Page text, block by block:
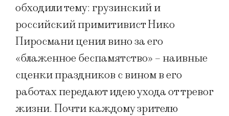
обходили тему: грузинский и
российский примитивист Нико
Пиросмани ценил вино за его
«блаженное беспамятство» – наивные
сценки праздников с вином в его
работах передают идею ухода от тревог
жизни. Почти каждому зрителю